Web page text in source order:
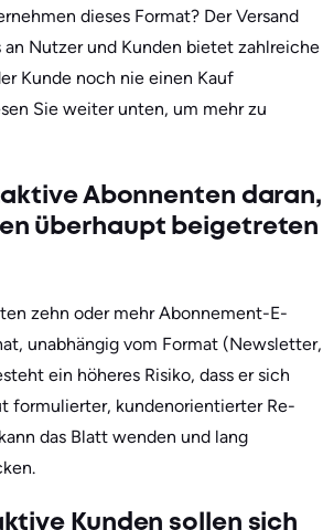
dieses Format? Der Versand
an Nutzer und Kunden bietet zahlreiche
Kunde noch nie einen Kauf
Sie weiter unten, um mehr zu
Abonnenten daran,
überhaupt beigetreten
zehn oder mehr Abonnement-E-
unabhängig vom Format (Newsletter,
ein höheres Risiko, dass er sich
formulierter, kundenorientierter Re-
das Blatt wenden und lang
Kunden sollen sich